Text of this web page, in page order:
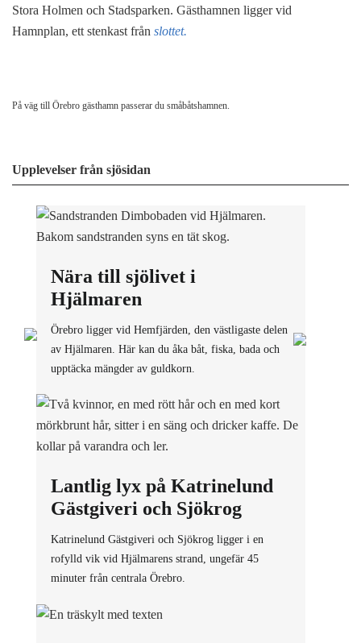
Stora Holmen och Stadsparken. Gästhamnen ligger vid
Hamnplan, ett stenkast från slottet.
På väg till Örebro gästhamn passerar du småbåtshamnen.
Upplevelser från sjösidan
Nära till sjölivet i
Hjälmaren
Örebro ligger vid Hemfjärden, den västligaste delen
av Hjälmaren. Här kan du åka båt, fiska, bada och
upptäcka mängder av guldkorn.
Lantlig lyx på Katrinelund
Gästgiveri och Sjökrog
Katrinelund Gästgiveri och Sjökrog ligger i en
rofylld vik vid Hjälmarens strand, ungefär 45
minuter från centrala Örebro.